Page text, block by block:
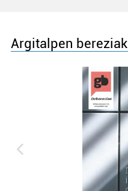
Argitalpen bereziak